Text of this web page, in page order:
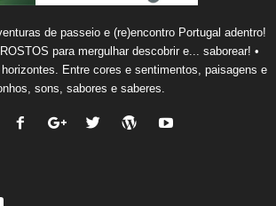
de passeio e (re)encontro Portugal adentro!
para mergulhar descobrir e... saborear! •
Entre cores e sentimentos, paisagens e
sons, sabores e saberes.